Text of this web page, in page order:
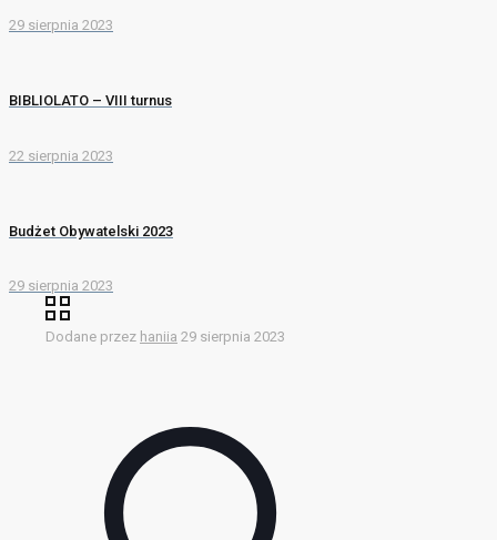
29 sierpnia 2023
BIBLIOLATO – VIII turnus
22 sierpnia 2023
Budżet Obywatelski 2023
29 sierpnia 2023
Dodane przez haniia 29 sierpnia 2023